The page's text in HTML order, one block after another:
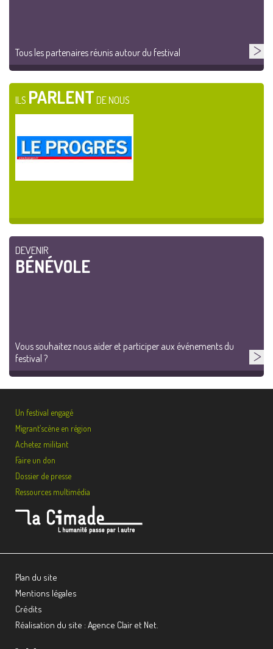
Tous les partenaires réunis autour du festival
ILS PARLENT DE NOUS
DEVENIR
BÉNÉVOLE
Vous souhaitez nous aider et participer aux événements du
festival ?
Un festival engagé
Migrant’scène en région
Achetez militant
Faire un don
Dossier de presse
Ressources multimédia
Plan du site
Mentions légales
Crédits
Réalisation du site : Agence Clair et Net.